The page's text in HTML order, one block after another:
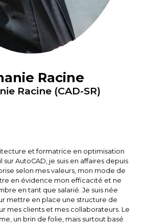
Racine
Racine (CAD-SR)
et formatrice en optimisation
AutoCAD, je suis en affaires depuis
selon mes valeurs, mon mode de
en évidence mon efficacité et ne
en tant que salarié. Je suis née
mettre en place une structure de
mes clients et mes collaborateurs. Le
un brin de folie, mais surtout basé